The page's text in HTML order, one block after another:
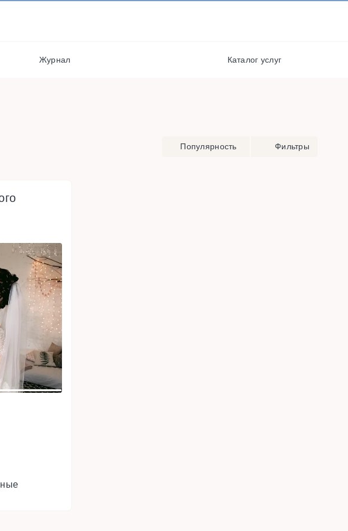
Журнал Каталог услуг
Популярность Фильтры
3